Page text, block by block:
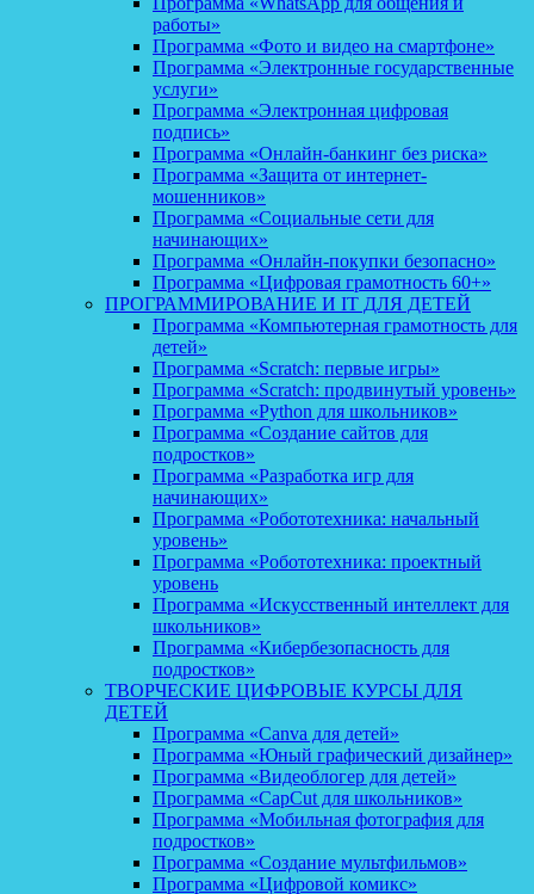
работы»
Программа «Фото и видео на смартфоне»
Программа «Электронные государственные
услуги»
Программа «Электронная цифровая
подпись»
Программа «Онлайн-банкинг без риска»
Программа «Защита от интернет-
мошенников»
Программа «Социальные сети для
начинающих»
Программа «Онлайн-покупки безопасно»
Программа «Цифровая грамотность 60+»
ПРОГРАММИРОВАНИЕ И IT ДЛЯ ДЕТЕЙ
Программа «Компьютерная грамотность для
детей»
Программа «Scratch: первые игры»
Программа «Scratch: продвинутый уровень»
Программа «Python для школьников»
Программа «Создание сайтов для
подростков»
Программа «Разработка игр для
начинающих»
Программа «Робототехника: начальный
уровень»
Программа «Робототехника: проектный
уровень
Программа «Искусственный интеллект для
школьников»
Программа «Кибербезопасность для
подростков»
ТВОРЧЕСКИЕ ЦИФРОВЫЕ КУРСЫ ДЛЯ
ДЕТЕЙ
Программа «Canva для детей»
Программа «Юный графический дизайнер»
Программа «Видеоблогер для детей»
Программа «CapCut для школьников»
Программа «Мобильная фотография для
подростков»
Программа «Создание мультфильмов»
Программа «Цифровой комикс»